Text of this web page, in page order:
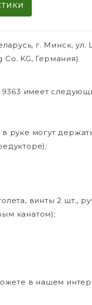
г. Минск, ул.
KG, Германия)
имеет
руке могут
винты 2 шт.,
канатом);
в нашем